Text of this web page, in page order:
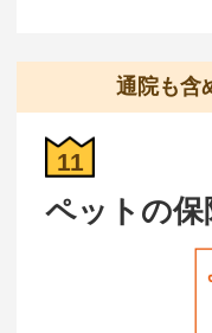
通院も含
11
ペットの保